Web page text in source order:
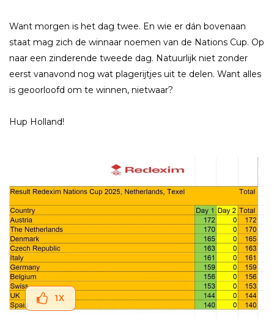
Want morgen is het dag twee. En wie er dán bovenaan
staat mag zich de winnaar noemen van de Nations Cup. Op
naar een zinderende tweede dag. Natuurlijk niet zonder
eerst vanavond nog wat plagerijtjes uit te delen. Want alles
is geoorloofd om te winnen, nietwaar?
Hup Holland!
1X